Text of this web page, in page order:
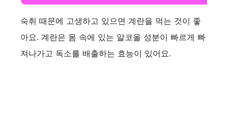
숙취 때문에 고생하고 있으면 계란을 먹는 것이 좋
아요. 계란은 몸 속에 있는 알코올 성분이 빠르게 빠
져나가고 독소를 배출하는 효능이 있어요.